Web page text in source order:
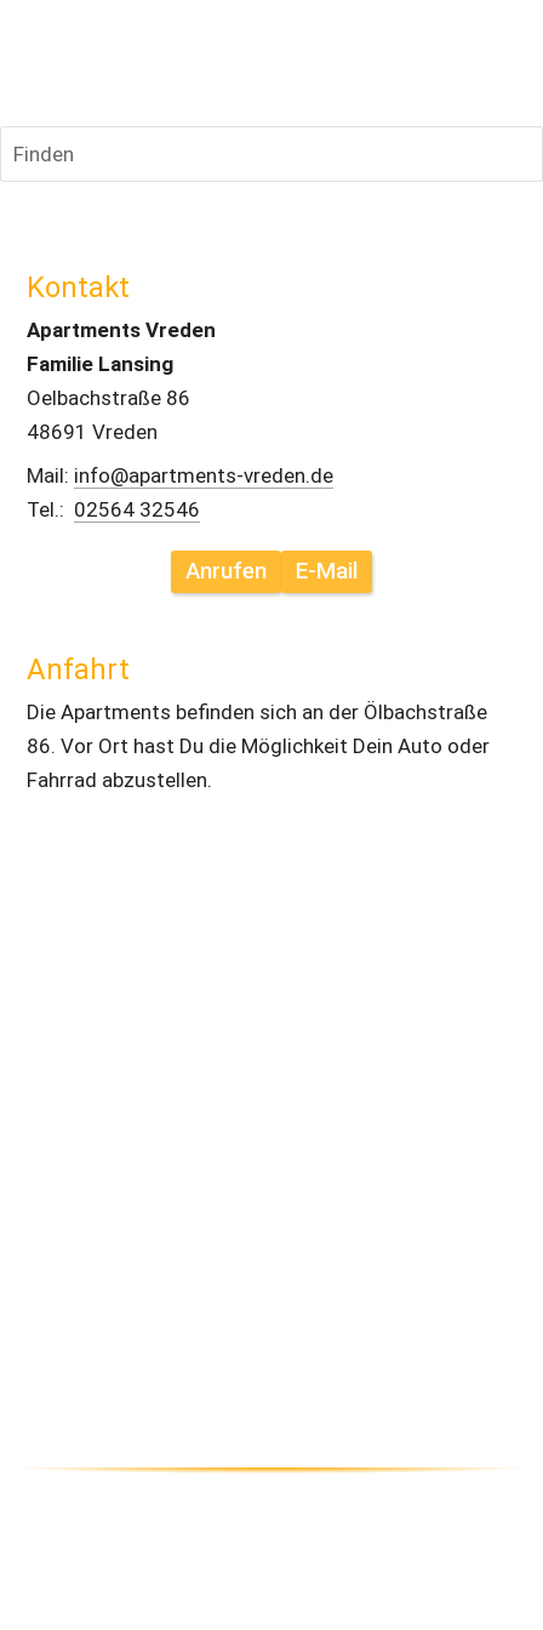
Finden
Kontakt
Apartments Vreden
Familie Lansing
Oelbachstraße 86
48691 Vreden
Mail: info@apartments-vreden.de
Tel.: 02564 32546
Anrufen E-Mail
Anfahrt
Die Apartments befinden sich an der Ölbachstraße
86. Vor Ort hast Du die Möglichkeit Dein Auto oder
Fahrrad abzustellen.